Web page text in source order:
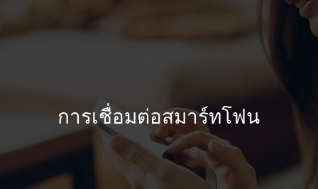
การเชื่อมต่อสมาร์ทโฟน